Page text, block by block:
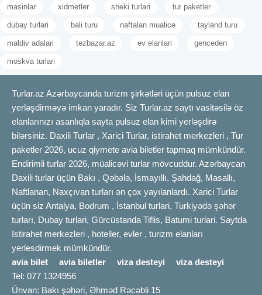
masinlar xidmetler sheki turlari tur paketler
dubay turlari bali turu naftalan mualice tayland turu
maldiv adalari tezbazar.az ev elanlari genceden
moskva turlari
Turlar.az Azərbaycanda turizm şirkətləri üçün pulsuz elan
yerləşdirməyə imkan yaradır. Siz Turlar.az saytı vasitəsilə öz
elanlarınızı asanlıqla sayta pulsuz elan kimi yerləşdirə
bilərsiniz. Daxili Turlar , Xarici Turlar, istirahet merkezleri , Tur
paketler 2026, ucuz qiymete avia biletler tapmaq mümkündür.
Endirimli turlar 2026, müalicəvi turlar mövcuddur. Azərbaycan
Daxili turlar üçün Bakı , Qəbələ, İsmayıllı, Şahdağ, Masallı,
Naftlanan, Naxçıvan turları ən çox yayılanlardı. Xarici Turlar
üçün siz Antalya, Bodrum , İstanbul turlari, Turkiyədə şəhər
turları, Dubay turlari, Gürcüstanda Tiflis, Batumi turlari. Saytda
Istirahet merkezleri , hoteller, evler , turizm elanları
yerlesdirmek mümkündür.
avia bilet
avia biletler viza desteyi
viza desteyi
Tel: 077 1324956
Ünvan: Bakı şəhəri, Əhməd Rəcəbli 15